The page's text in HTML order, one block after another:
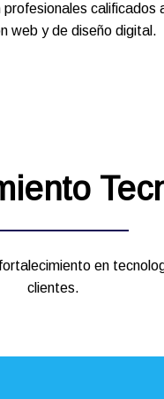
calificados
web y de diseño digital.
en
clientes.